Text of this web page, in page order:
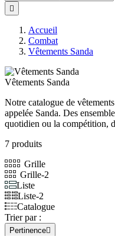

Accueil
Combat
Vêtements Sanda
Vêtements Sanda
Notre catalogue de
appelée Sanda. Des
quotidien ou la compétition,
7 produits
Grille
Grille-2
Liste
Liste-2
Catalogue
Trier par :
Pertinence